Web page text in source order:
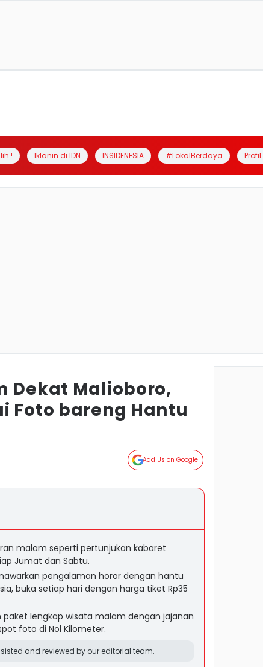
! Iklanin di IDN INSIDENESIA #LokalBerdaya
Dekat Malioboro,
Foto bareng Hantu
Add Us on Google
malam seperti pertunjukan kabaret
Jumat dan Sabtu.
pengalaman horor dengan hantu
buka setiap hari dengan harga tiket Rp35
paket lengkap wisata malam dengan jajanan
foto di Nol Kilometer.
and reviewed by our editorial team.